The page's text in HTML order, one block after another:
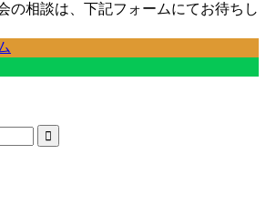
の相談は、下記フォームにてお待ちし